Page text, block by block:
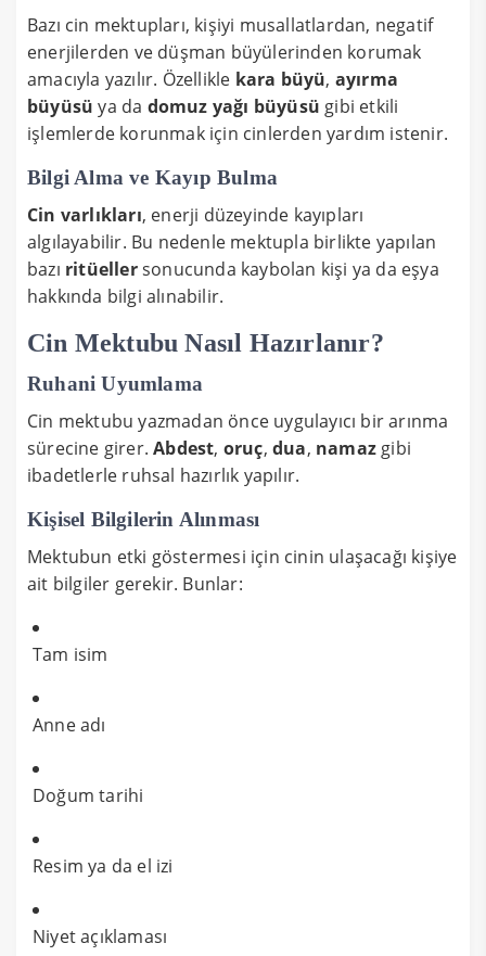
Bazı cin mektupları, kişiyi musallatlardan, negatif
enerjilerden ve düşman büyülerinden korumak
amacıyla yazılır. Özellikle kara büyü, ayırma
büyüsü ya da domuz yağı büyüsü gibi etkili
işlemlerde korunmak için cinlerden yardım istenir.
Bilgi Alma ve Kayıp Bulma
Cin varlıkları, enerji düzeyinde kayıpları
algılayabilir. Bu nedenle mektupla birlikte yapılan
bazı ritüellersonucunda kaybolan kişi ya da eşya
hakkında bilgi alınabilir.
Cin Mektubu Nasıl Hazırlanır?
Ruhani Uyumlama
Cin mektubu yazmadan önce uygulayıcı bir arınma
sürecine girer.Abdest, oruç,dua, namaz gibi
ibadetlerle ruhsal hazırlık yapılır.
Kişisel Bilgilerin Alınması
Mektubun etki göstermesi için cinin ulaşacağı kişiye
ait bilgiler gerekir. Bunlar:
Tam isim
Anne adı
Doğum tarihi
Resim ya da el izi
Niyet açıklaması